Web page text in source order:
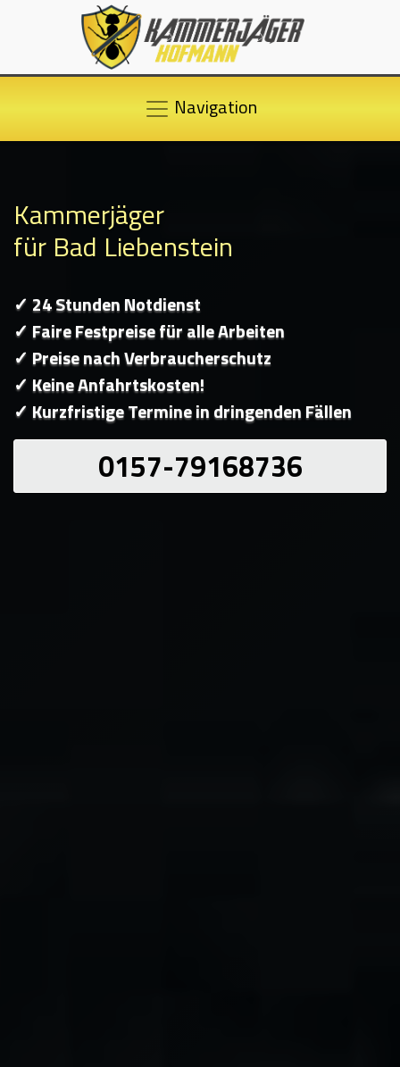
Navigation
Kammerjäger
für Bad Liebenstein
✓ 24 Stunden Notdienst
✓ Faire Festpreise für alle Arbeiten
✓ Preise nach Verbraucherschutz
✓ Keine Anfahrtskosten!
✓ Kurzfristige Termine in dringenden Fällen
0157-79168736